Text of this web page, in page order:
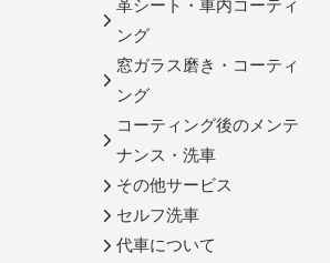
革シート・車内コーティ
ング
窓ガラス磨き・コーティ
ング
コーティング後のメンテ
ナンス・洗車
その他サービス
セルフ洗車
代車について